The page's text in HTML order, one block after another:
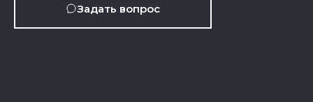
Задать вопрос